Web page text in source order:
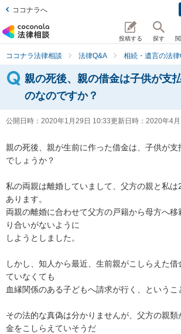
ココナラへ
投稿する 探す
ココナラ法律相談 法律Q&A 相続・遺言の法律
親の死後、親の借金は子供が支
のなのですか？
公開日時： 2020年1月29日 10:33更新日時： 2020年4
親の死後、親が生前に作った借金は、子供が
でしょうか？
私の両親は離婚していまして、父方の親と私は
あります。
両親の離婚に合わせて父方の戸籍から母方へ移
り合いがないように
しようとしました。
しかし、知人から最近、生前親がこしらえた借
ていなくても
血縁関係のある子どもへ請求が行く、というこ
その法的な真偽は分かりませんが、父方の親
金をこしらえていそうだ